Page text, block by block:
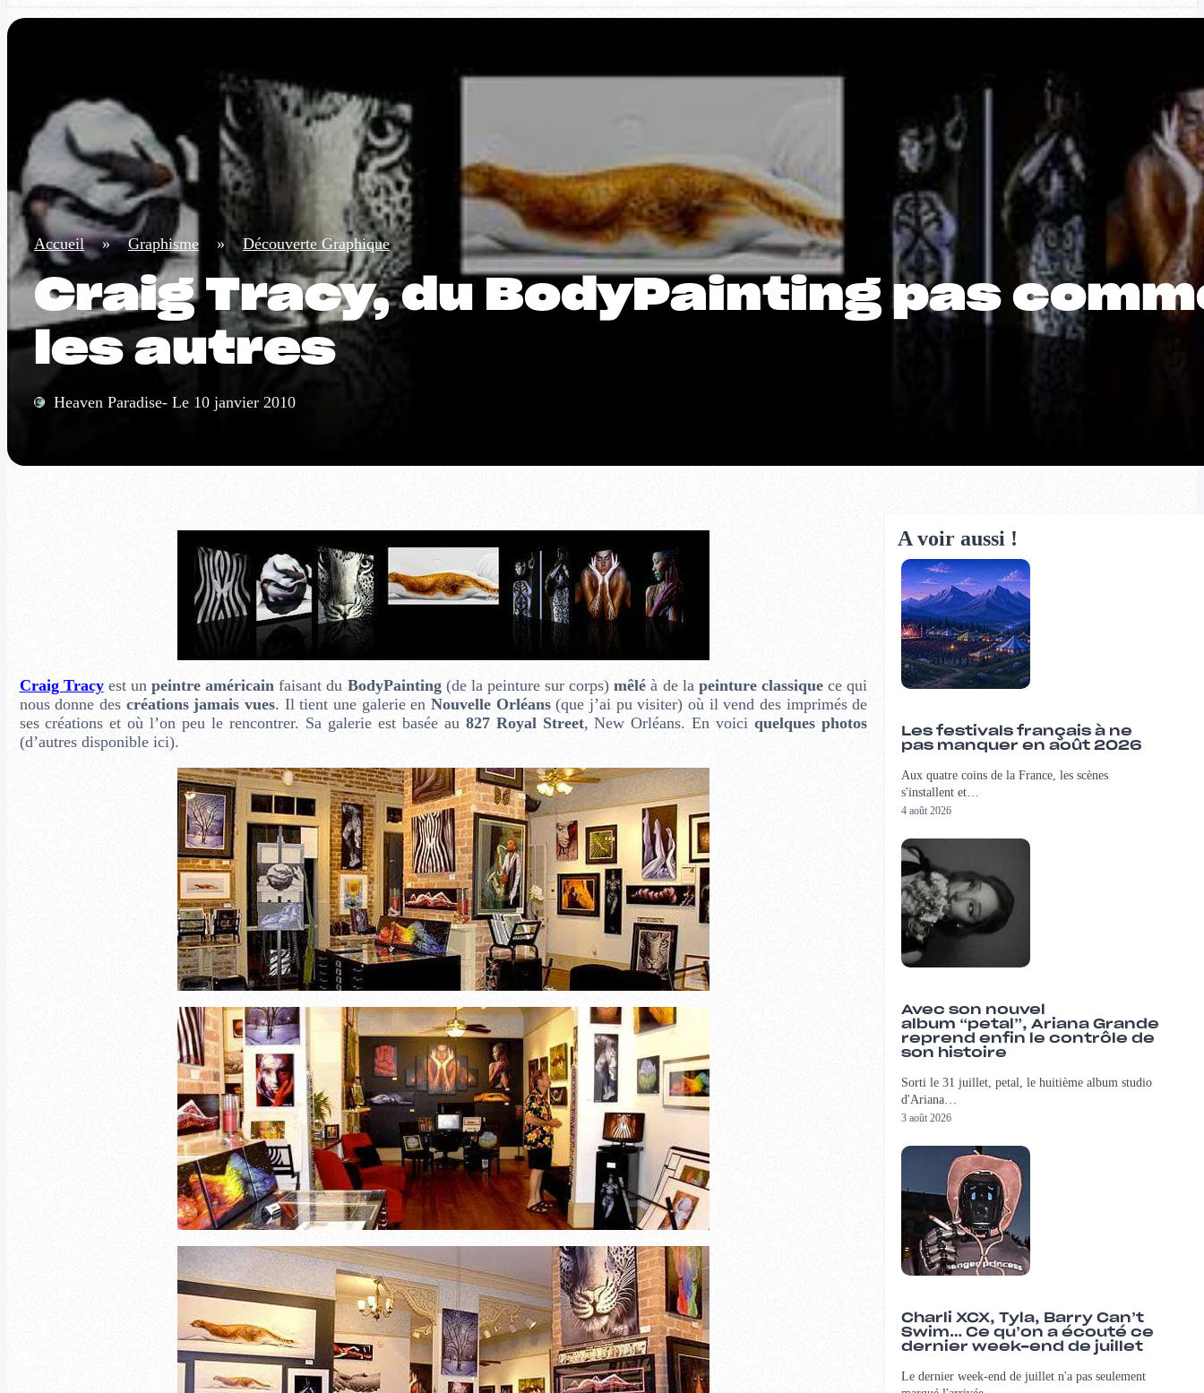
Accueil » Graphisme » Découverte Graphique
Craig Tracy, du BodyPainting pas
les autres
Heaven Paradise- Le 10 janvier 2010
Craig Tracyest unpeintre américain faisant du BodyPainting (de la peinture sur corps)mêlé à de la peinture classique ce qui
nous donne des créations jamais vues. Il tient une galerie en Nouvelle Orléans(que j’ai pu visiter) où il vend des imprimés de
ses créations et où l’on peu le rencontrer. Sa galerie est basée au 827 Royal Street, New Orléans. En voiciquelques photos
(d’autres disponible ici).
A voir aussi !
Les festivals français à ne
pas manquer en août 2026
Aux quatre coins de la France, les scènes
s'installent et…
4 août 2026
Avec son nouvel
album “petal”, Ariana Grande
reprend enfin le contrôle de
son histoire
Sorti le 31 juillet, petal, le huitième album studio
d'Ariana…
3 août 2026
Charli XCX, Tyla, Barry Can’t
Swim… Ce qu’on a écouté ce
dernier week-end de juillet
Le dernier week-end de juillet n'a pas seulement